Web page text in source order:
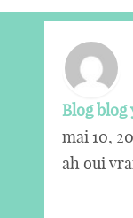
Blog blog
mai 10,
ah oui